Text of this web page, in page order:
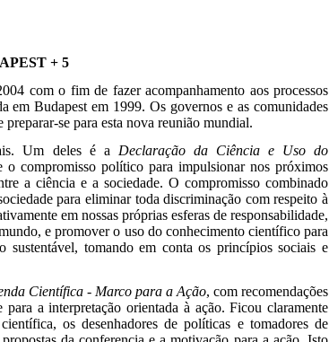
+ 5
com o fim de fazer acompanhamento aos processos
Budapest em 1999. Os governos e as comunidades
se para esta nova reunião mundial.
Um deles é a Declaração da Ciência e Uso do
o compromisso político para impulsionar nos próximos
a ciência e a sociedade. O compromisso combinado
para eliminar toda discriminação com respeito à
em nossas próprias esferas de responsabilidade,
e promover o uso do conhecimento científico para
tomando em conta os princípios sociais e
Científica - Marco para a Ação, com recomendações
a interpretação orientada à ação. Ficou claramente
os desenhadores de políticas e tomadores de